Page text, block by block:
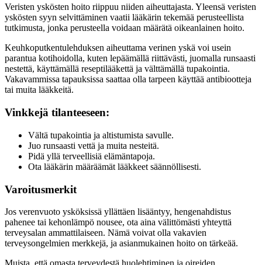
Veristen yskösten hoito riippuu niiden aiheuttajasta. Yleensä veristen
yskösten syyn selvittäminen vaatii lääkärin tekemää perusteellista
tutkimusta, jonka perusteella voidaan määrätä oikeanlainen hoito.
Keuhkoputkentulehduksen aiheuttama verinen yskä voi usein
parantua kotihoidolla, kuten lepäämällä riittävästi, juomalla runsaasti
nestettä, käyttämällä reseptilääkettä ja välttämällä tupakointia.
Vakavammissa tapauksissa saattaa olla tarpeen käyttää antibiootteja
tai muita lääkkeitä.
Vinkkejä tilanteeseen:
Vältä tupakointia ja altistumista savulle.
Juo runsaasti vettä ja muita nesteitä.
Pidä yllä terveellisiä elämäntapoja.
Ota lääkärin määräämät lääkkeet säännöllisesti.
Varoitusmerkit
Jos verenvuoto ysköksissä yllättäen lisääntyy, hengenahdistus
pahenee tai kehonlämpö nousee, ota aina välittömästi yhteyttä
terveysalan ammattilaiseen. Nämä voivat olla vakavien
terveysongelmien merkkejä, ja asianmukainen hoito on tärkeää.